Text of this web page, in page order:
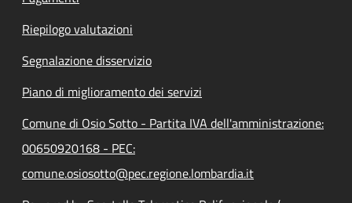
Riepilogo valutazioni
Segnalazione disservizio
Piano di miglioramento dei servizi
Comune di Osio Sotto - Partita IVA dell'amministrazione:
00650920168 - PEC:
comune.osiosotto@pec.regione.lombardia.it